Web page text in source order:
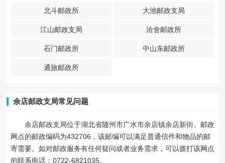
北斗邮政所 大池邮政支局
江山邮政支局 洽舍邮政所
石门邮政所 中山东邮政所
通旅邮政所
余店邮政支局常见问题
余店邮政支局位于湖北省随州市广水市余店镇余店新街。邮政
网点的邮政编码为432706，该邮编可以满足普通信件和物品的邮
寄需要。如对邮政服务有任何疑问或者业务需求，可以拨打该网点
的联系电话：0722-6821035。